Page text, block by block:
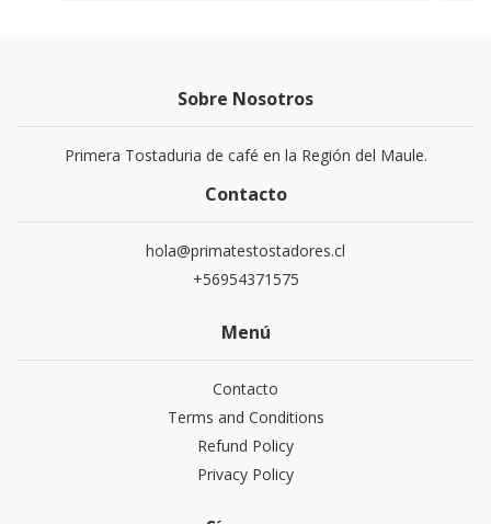
Sobre Nosotros
Primera Tostaduria de café en la Región del Maule.
Contacto
hola@primatestostadores.cl
+56954371575
Menú
Contacto
Terms and Conditions
Refund Policy
Privacy Policy